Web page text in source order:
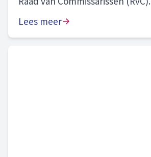
Lees meer